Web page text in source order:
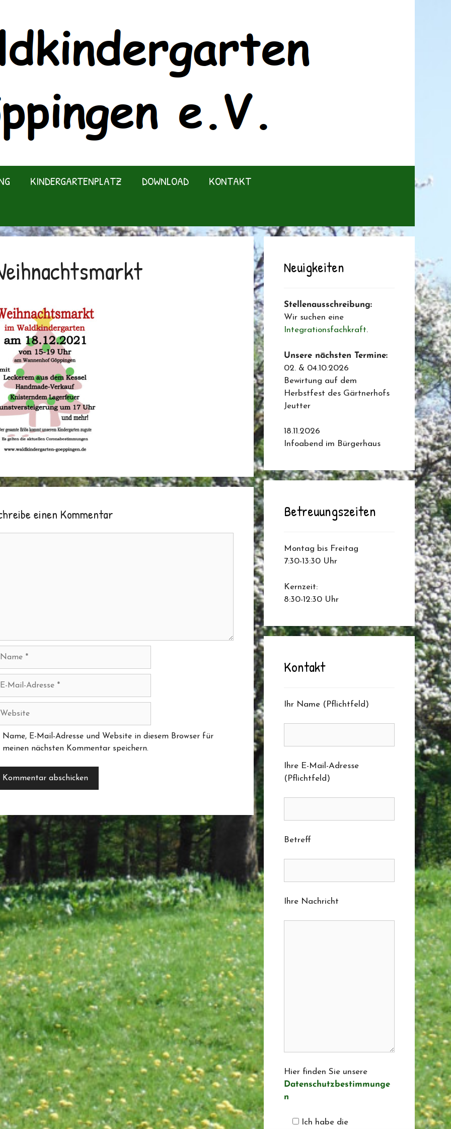
KINDERGARTENPLATZ DOWNLOAD
KONTAKT
einen Kommentar
Name, E-Mail-Adresse und Website in diesem Browser für
meinen nächsten Kommentar speichern.
Neuigkeiten
Stellenausschreibung:
Wir suchen eine
Integrationsfachkraft.
Unsere nächsten Termine:
02. & 04.10.2026
Bewirtung auf dem
Herbstfest des Gärtnerhofs
Jeutter
18.11.2026
Infoabend im Bürgerhaus
Betreuungszeiten
Montag bis Freitag
7:30-13:30 Uhr
Kernzeit:
8:30-12:30 Uhr
Kontakt
Ihr Name (Pflichtfeld)
Ihre E-Mail-Adresse
(Pflichtfeld)
Betreff
Ihre Nachricht
Hier finden Sie unsere
Datenschutzbestimmunge
n
Ich habe die